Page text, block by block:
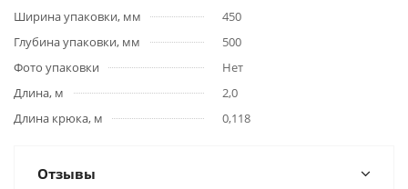
Ширина упаковки, мм
450
Глубина упаковки, мм
500
Фото упаковки
Нет
Длина, м
2,0
Длина крюка, м
0,118
Отзывы